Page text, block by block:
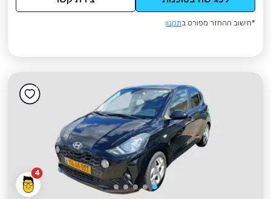
*חישוב ההחזר מפורט בתקנון
4